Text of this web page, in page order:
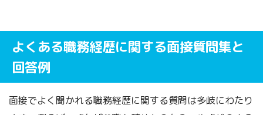
よくある職務経歴に関する面接質問集と
回答例
面接でよく聞かれる職務経歴に関する質問は多岐にわたり